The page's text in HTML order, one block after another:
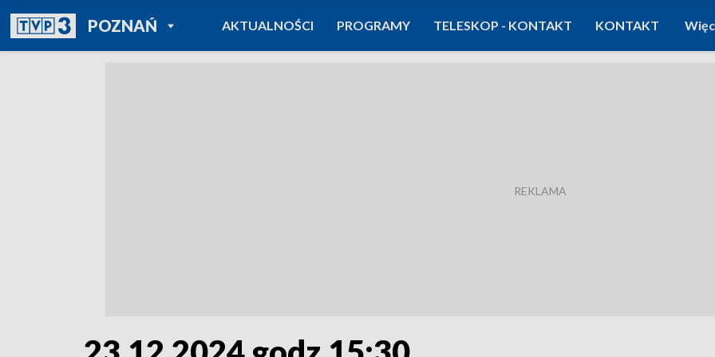
POZNAŃPOWRÓT DO
TVP REGIONY
AKTUALNOŚCI PROGRAMY TELESKOP - KONTAKT KONTAKT